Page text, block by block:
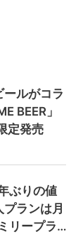
ルがコラ
BEER」
定発売
ぶりの値
ランは月
リープラ